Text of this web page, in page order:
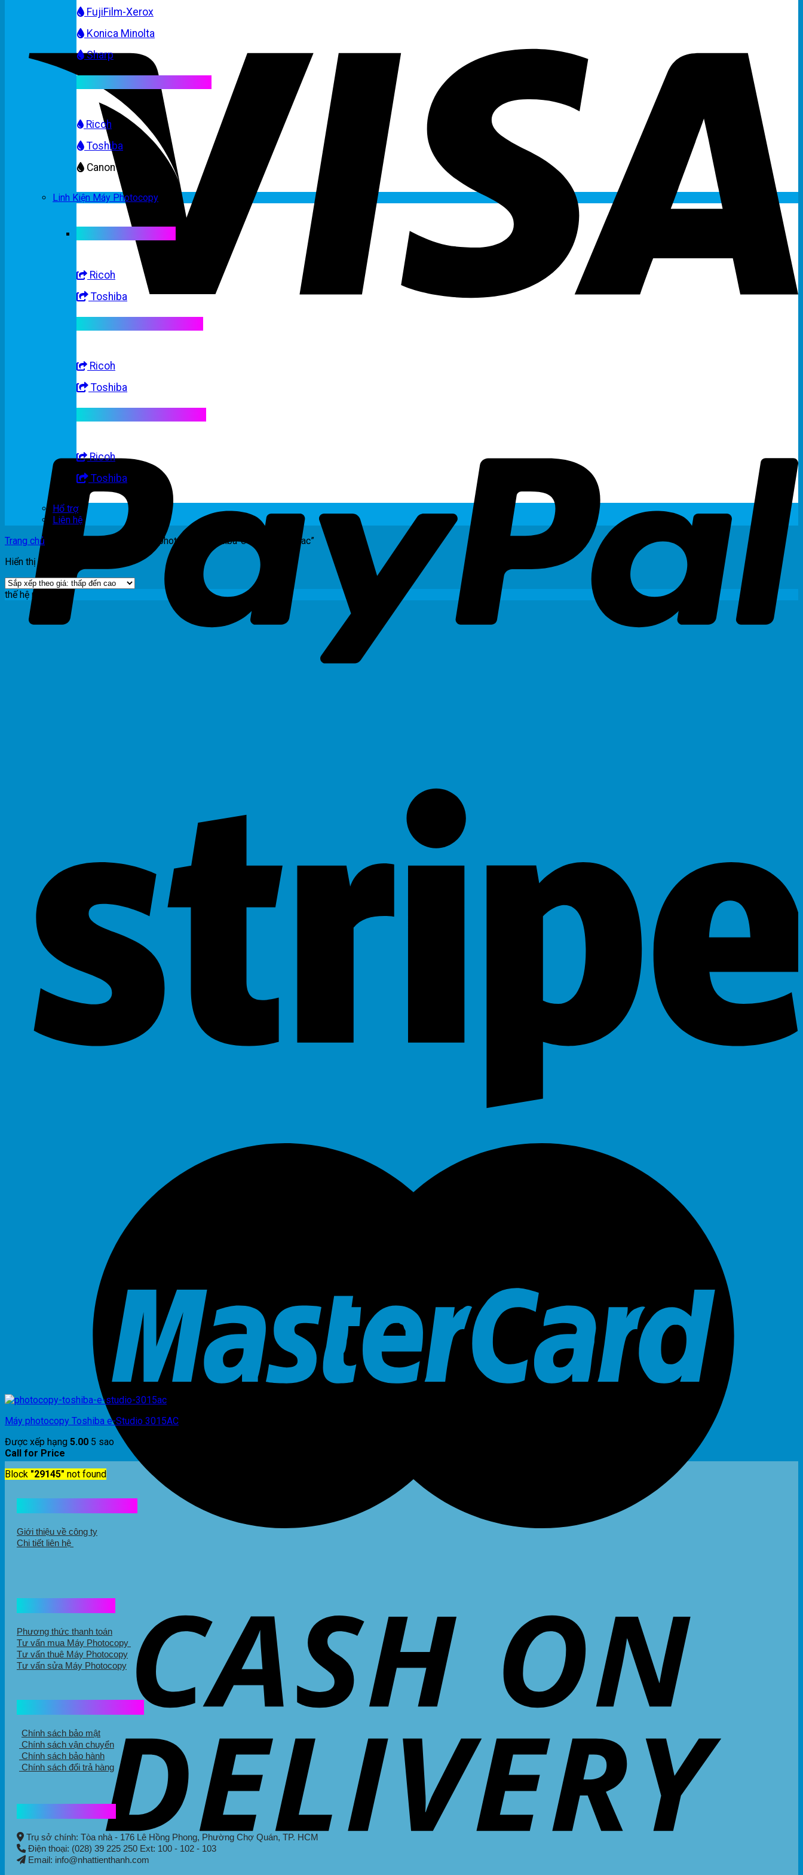
FujiFilm-Xerox
Konica Minolta
Sharp
Ricoh
Toshiba
Canon
Linh Kiện Máy Photocopy
Ricoh
Toshiba
Ricoh
Toshiba
Ricoh
Toshiba
Hổ trợ
Liên hệ
Trang chủ
Sản phẩm được gắn thẻ “photocopy-toshiba-e-studio-3015ac”
Hiển thị kết quả duy nhất
thế hệ mới
Máy photocopy Toshiba e-Studio 3015AC
Được xếp hạng 5.00 5 sao
Call for Price
Block "29145" not found
Giới thiệu về công ty
Chi tiết liên hệ
Phương thức thanh toán
Tư vấn mua Máy Photocopy
Tư vấn thuê Máy Photocopy
Tư vấn sửa Máy Photocopy
Chính sách bảo mật
Chính sách vận chuyển
Chính sách bảo hành
Chính sách đổi trả hàng
Trụ sở chính: Tòa nhà - 176 Lê Hồng Phong, Phường Chợ Quán, TP. HCM
Điện thoại: (028) 39 225 250 Ext: 100 - 102 - 103
Email: info@nhattienthanh.com